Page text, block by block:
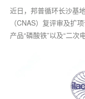
近日，邦普循环长沙基
（CNAS）复评审及扩
产品“磷酸铁”以及“二次